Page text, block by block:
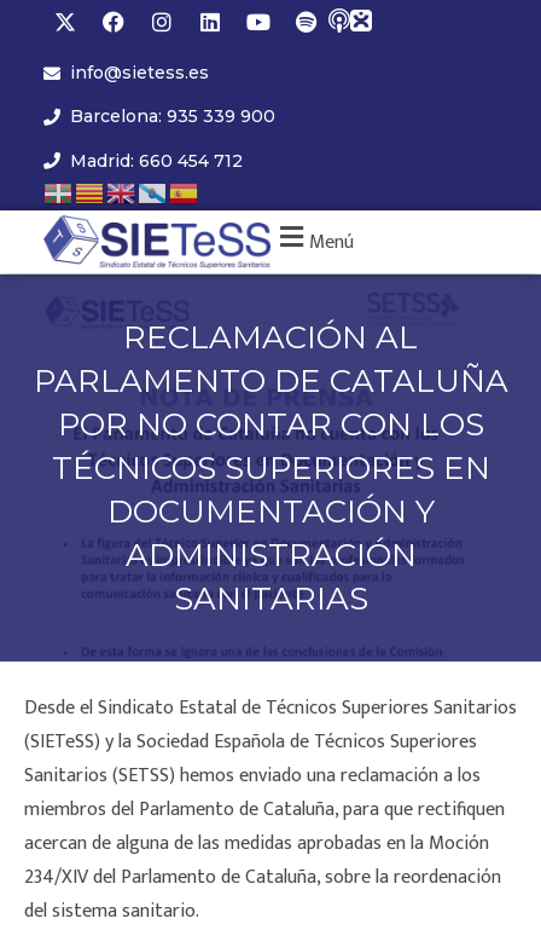
info@sietess.es
Barcelona: 935 339 900
Madrid: 660 454 712
Menú
RECLAMACIÓN AL
PARLAMENTO DE CATALUÑA
POR NO CONTAR CON LOS
TÉCNICOS SUPERIORES EN
DOCUMENTACIÓN Y
ADMINISTRACIÓN
SANITARIAS
Desde el Sindicato Estatal de Técnicos Superiores Sanitarios
(SIETeSS) y la Sociedad Española de Técnicos Superiores
Sanitarios (SETSS) hemos enviado una reclamación a los
miembros del Parlamento de Cataluña, para que rectifiquen
acercan de alguna de las medidas aprobadas en la Moción
234/XIV del Parlamento de Cataluña, sobre la reordenación
del sistema sanitario.